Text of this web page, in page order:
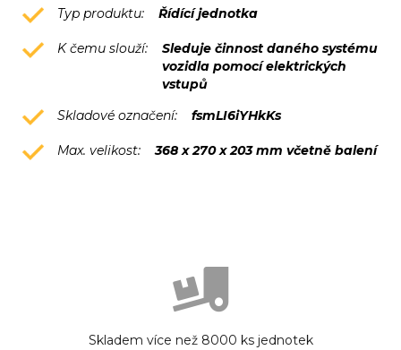
Typ produktu: Řídící jednotka
K čemu slouží:
Sleduje činnost daného systému
vozidla pomocí elektrických
vstupů
Skladové označení:
fsmLI6iYHkKs
Max. velikost: 368 x 270 x 203 mm včetně balení
Skladem více než 8000 ks jednotek